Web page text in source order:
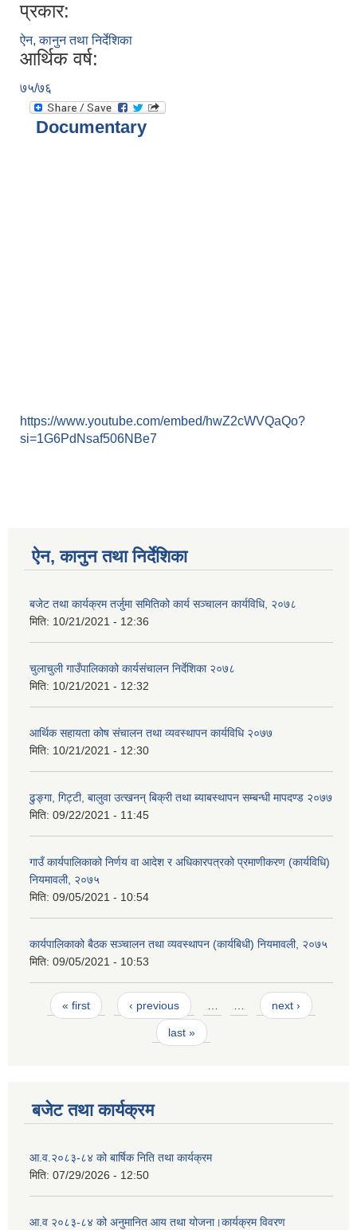
प्रकार:
ऐन, कानुन तथा निर्देशिका
आर्थिक वर्ष:
७५/७६
Documentary
https://www.youtube.com/embed/hwZ2cWVQaQo?
si=1G6PdNsaf506NBe7
ऐन, कानुन तथा निर्देशिका
बजेट तथा कार्यक्रम तर्जुमा समितिको कार्य सञ्चालन कार्यविधि, २०७८
मिति: 10/21/2021 - 12:36
चुलाचुली गाउँपालिकाको कार्यसंचालन निर्देशिका २०७८
मिति: 10/21/2021 - 12:32
आर्थिक सहायता कोष संचालन तथा व्यवस्थापन कार्यविधि २०७७
मिति: 10/21/2021 - 12:30
ढुङ्गा, गिट्टी, बालुवा उत्खनन् बिक्री तथा ब्याबस्थापन सम्बन्धी मापदण्ड २०७७
मिति: 09/22/2021 - 11:45
गाउँ कार्यपालिकाको निर्णय वा आदेश र अधिकारपत्रको प्रमाणीकरण (कार्यविधि)
नियमावली, २०७५
मिति: 09/05/2021 - 10:54
कार्यपालिकाको बैठक सञ्चालन तथा व्यवस्थापन (कार्यबिधी) नियमावली, २०७५
मिति: 09/05/2021 - 10:53
Pages
« first ‹ previous next ›
last »
बजेट तथा कार्यक्रम
आ.व.२०८३-८४ को बार्षिक निति तथा कार्यक्रम
मिति: 07/29/2026 - 12:50
आ.व २०८३-८४ को अनुमानित आय तथा योजना।कार्यक्रम विवरण